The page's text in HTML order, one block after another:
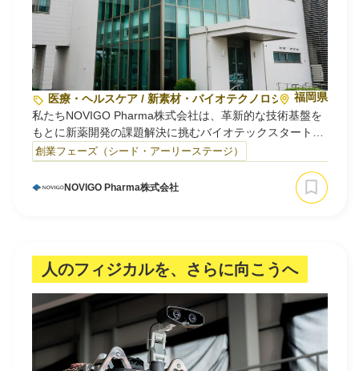
医療・ヘルスケア / 新素材・バイオテクノロジー 福岡県
私たちNOVIGO Pharma株式会社は、革新的な技術基盤を
もとに新薬開発の課題解決に挑むバイオテックスタートア
ップです。従来の創薬プロセスが抱える高コスト・長期
化・成功率の低さといった構造的な問題に正面から向き合
い、独自のテクノロジーによって医薬品開発の効率と成功
創業フェーズ（シード・アーリーステージ）
NOVIGO Pharma株式会社
人のフィジカルを、さらに向こうへ